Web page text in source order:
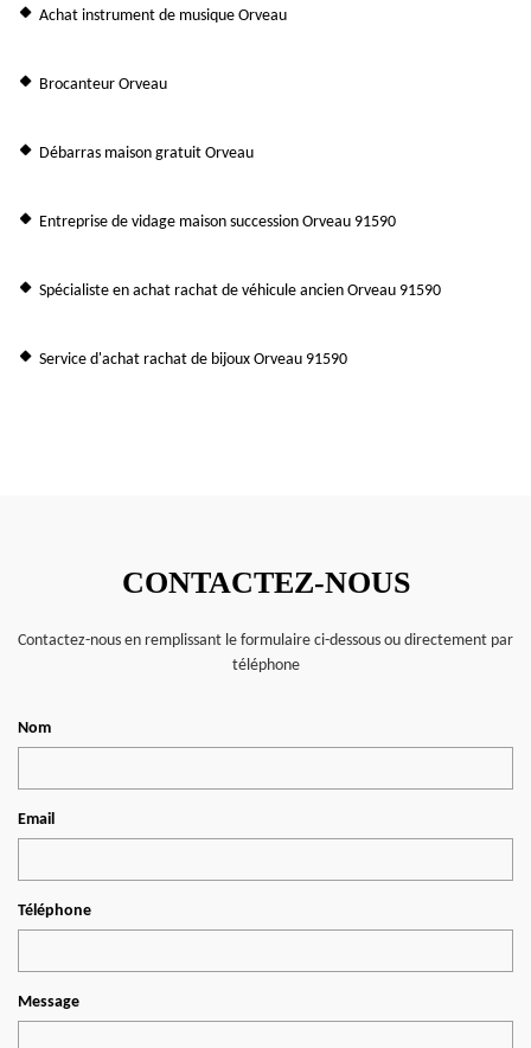
Achat instrument de musique Orveau
Brocanteur Orveau
Débarras maison gratuit Orveau
Entreprise de vidage maison succession Orveau 91590
Spécialiste en achat rachat de véhicule ancien Orveau 91590
Service d'achat rachat de bijoux Orveau 91590
CONTACTEZ-NOUS
Contactez-nous en remplissant le formulaire ci-dessous ou directement par
téléphone
Nom
Email
Téléphone
Message